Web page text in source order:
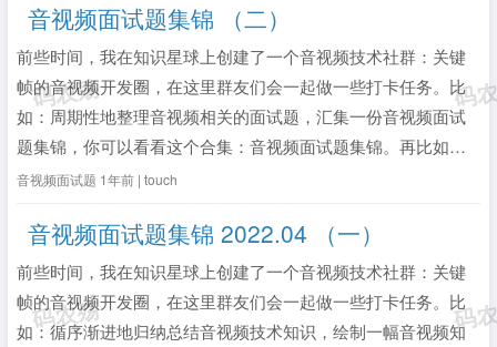
音视频面试题集锦 （二）
前些时间，我在知识星球上创建了一个音视频技术社群：关键
帧的音视频开发圈，在这里群友们会一起做一些打卡任务。比
如：周期性地整理音视频相关的面试题，汇集一份音视频面试
题集锦，你可以看看这个合集：音视频面试题集锦。再比如：
循序渐进地归纳总结音视频技术知识，绘制一幅音视频知识图
月音视频面试题集锦内容的节...全文》
音视频面试题 1年前 | touch
音视频面试题集锦 2022.04 （一）
前些时间，我在知识星球上创建了一个音视频技术社群：关键
帧的音视频开发圈，在这里群友们会一起做一些打卡任务。比
如：循序渐进地归纳总结音视频技术知识，绘制一幅音视频知